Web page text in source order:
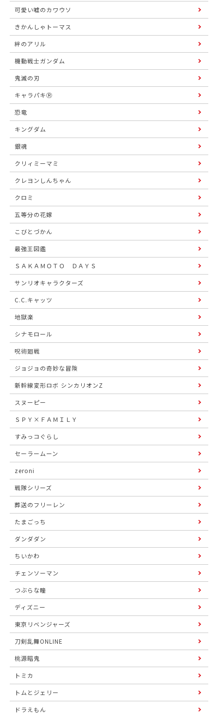
可愛い嘘のカワウソ
きかんしゃトーマス
絆のアリル
機動戦士ガンダム
鬼滅の刃
キャラパキⓇ
恐竜
キングダム
銀魂
クリィミーマミ
クレヨンしんちゃん
クロミ
五等分の花嫁
こびとづかん
最強王図鑑
ＳＡＫＡＭＯＴＯ ＤＡＹＳ
サンリオキャラクターズ
C.C.キャッツ
地獄楽
シナモロール
呪術廻戦
ジョジョの奇妙な冒険
新幹線変形ロボ シンカリオンZ
スヌーピー
ＳＰＹ×ＦＡＭＩＬＹ
すみっコぐらし
セーラームーン
zeroni
戦隊シリーズ
葬送のフリーレン
たまごっち
ダンダダン
ちいかわ
チェンソーマン
つぶらな瞳
ディズニー
東京リベンジャーズ
刀剣乱舞ONLINE
桃源暗鬼
トミカ
トムとジェリー
ドラえもん